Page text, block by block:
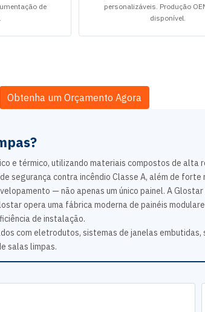
de
personalizáveis. Produção
disponível.
Obtenha um Orçamento Agora
e térmico, utilizando materiais compostos de
segurança contra incêndio Classe A, além de
— não apenas um único painel. A
opera uma fábrica moderna de painéis
de instalação.
com eletrodutos, sistemas de janelas
salas limpas.